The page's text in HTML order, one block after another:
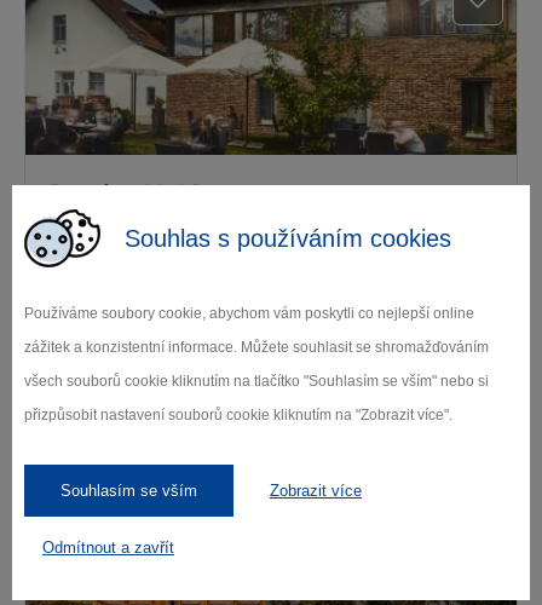
Souhlas s používáním cookies
Používáme soubory cookie, abychom vám poskytli co nejlepší online
zážitek a konzistentní informace. Můžete souhlasit se shromažďováním
všech souborů cookie kliknutím na tlačítko "Souhlasím se vším" nebo si
přizpůsobit nastavení souborů cookie kliknutím na "Zobrazit více".
Souhlasím se vším Zobrazit více
Odmítnout a zavřít
Penzion Mahler
Kaliště
Další stravovací zařízení